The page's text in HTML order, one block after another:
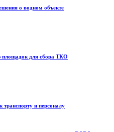
о водном объекте
площадок для сбора ТКО
транспорту и персоналу